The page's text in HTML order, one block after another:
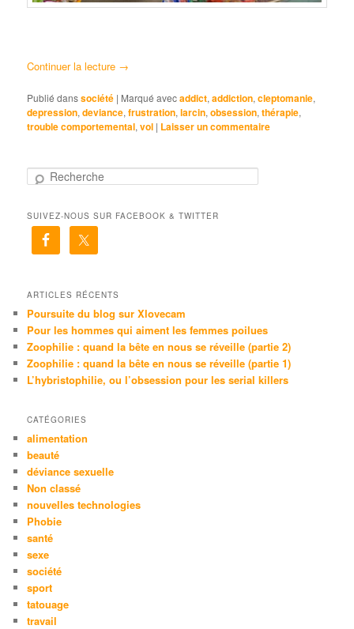
Continuer la lecture →
Publié danssociété | Marqué avecaddict,addiction,cleptomanie,
depression,deviance,frustration,larcin,obsession,thérapie,
trouble comportemental,vol | Laisser un commentaire
h
e
SUIVEZ-NOUS SUR FACEBOOK & TWITTER
ARTICLES RÉCENTS
Poursuite du blog sur Xlovecam
Pour les hommes qui aiment les femmes poilues
Zoophilie : quand la bête en nous se réveille (partie 2)
Zoophilie : quand la bête en nous se réveille (partie 1)
L’hybristophilie, ou l’obsession pour les serial killers
CATÉGORIES
alimentation
beauté
déviance sexuelle
Non classé
nouvelles technologies
Phobie
santé
sexe
société
sport
tatouage
travail